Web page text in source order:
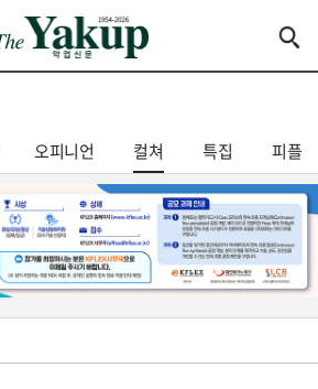
오피니언 컬쳐 특집 피플